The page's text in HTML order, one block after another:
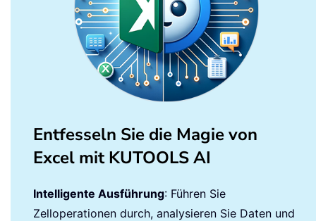
Entfesseln Sie die Magie von
Excel mit KUTOOLS AI
Intelligente Ausführung: Führen Sie
Zelloperationen durch, analysieren Sie Daten und